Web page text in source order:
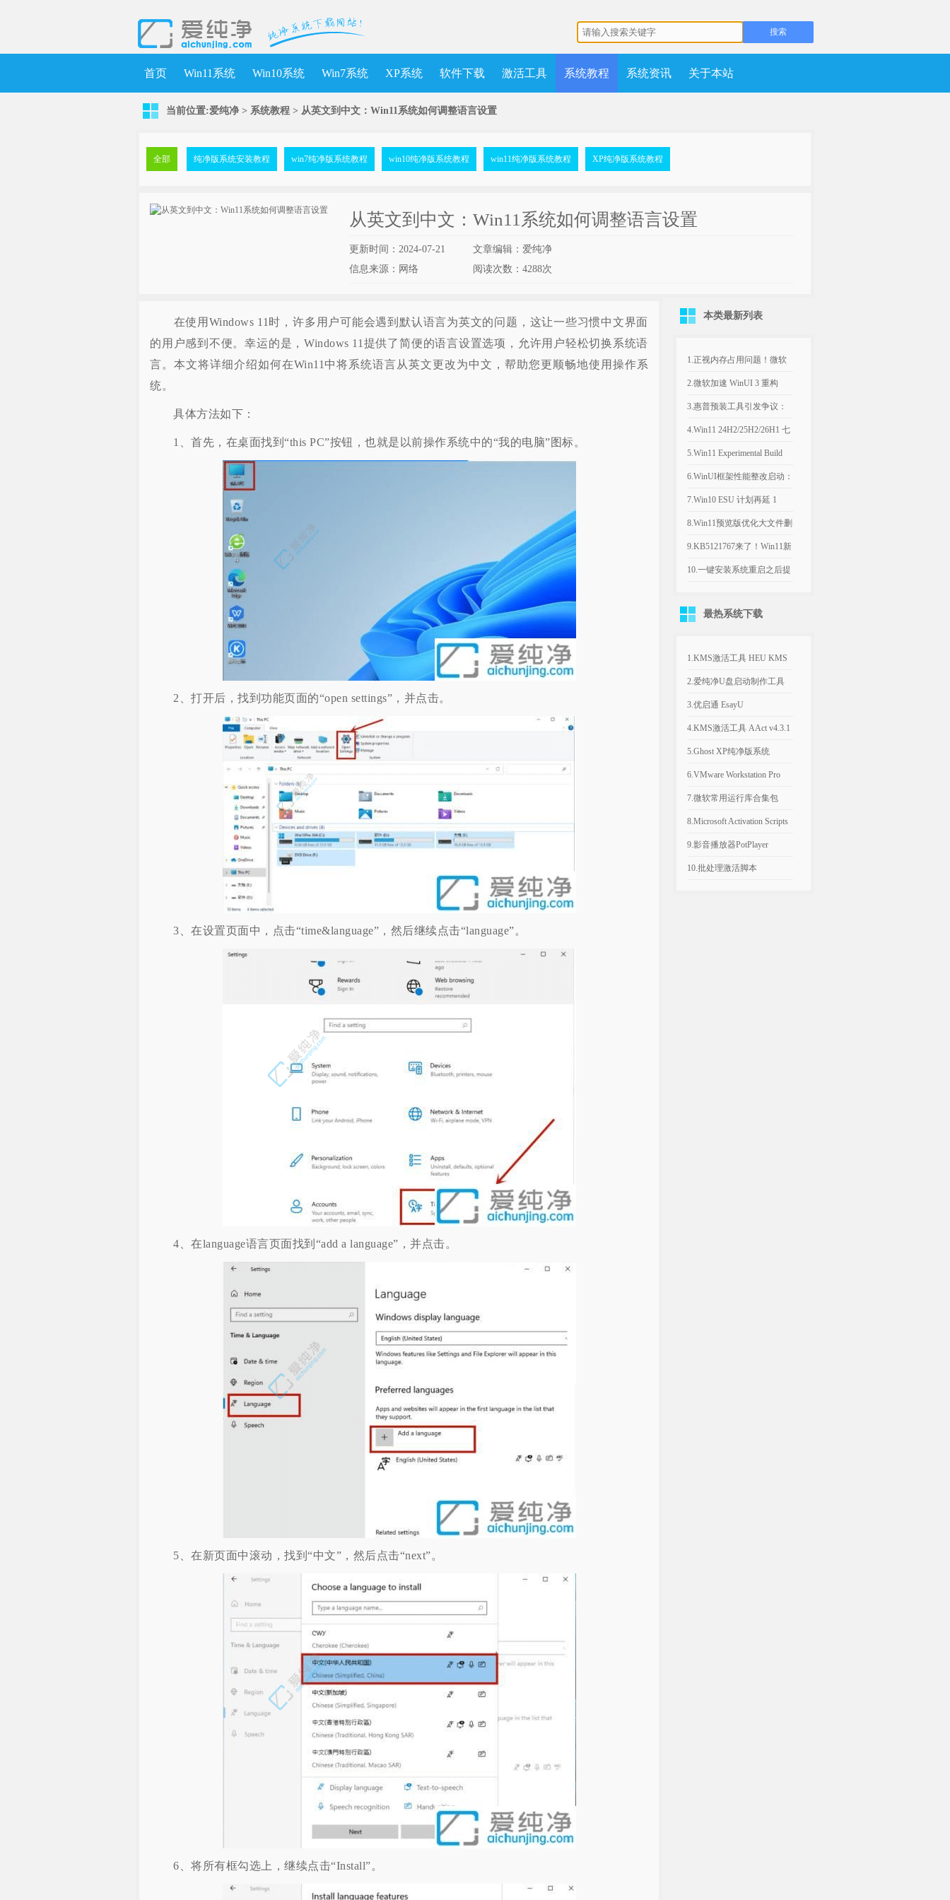
首页 Win11系统 Win10系统 Win7系统 XP系统 软件下载 激活工具 系统教程 系统资讯 关于本站
当前位置:爱纯净 > 系统教程 > 从英文到中文：Win11系统如何调整语言设置
全部 纯净版系统安装教程 win7纯净版系统教程 win10纯净版系统教程 win11纯净版系统教程 XP纯净版系统教程
从英文到中文：Win11系统如何调整语言设置
更新时间：2024-07-21
文章编辑：爱纯净
信息来源：网络
阅读次数： 4288次
在使用Windows 11时，许多用户可能会遇到默认语言为英文的问题，这让一些习惯中文界面
的用户感到不便。幸运的是，Windows 11提供了简便的语言设置选项，允许用户轻松切换系统语
言。本文将详细介绍如何在Win11中将系统语言从英文更改为中文，帮助您更顺畅地使用操作系
统。
具体方法如下：
1、首先，在桌面找到“this PC”按钮，也就是以前操作系统中的“我的电脑”图标。
2、打开后，找到功能页面的“open settings”，并点击。
3、在设置页面中，点击“time&language”，然后继续点击“language”。
4、在language语言页面找到“add a language”，并点击。
5、在新页面中滚动，找到“中文”，然后点击“next”。
6、将所有框勾选上，继续点击“Install”。
本类最新列表
1.正视内存占用问题！微软
计划年底优化Win11，改善
8GB设备运行体验
2.微软加速 WinUI 3 重构
Win11，深色属性界面仅是
开端
3.惠普预装工具引发争议：
Win11电脑反复推送弹窗，
引导设置Bing为默认搜索引
擎
4.Win11 24H2/25H2/26H1 七
月可选更新：文件管理器优
化文件大小单位
5.Win11 Experimental Build
29634.1000：新增语音访问
人声隔离
6.WinUI框架性能整改启动：
微软承认Win11内置应用内
存过高，底层优化前置
7.Win10 ESU 计划再延 1
年，支持期限至 2027年 10月
8.Win11预览版优化大文件删
除流程，告别“正在计算”弹
窗
9.KB5121767来了！Win11新
补丁修复部分戴尔电脑意外
10.一键安装系统重启之后提
最热系统下载
1.KMS激活工具 HEU KMS
Activator v64.0.0
2.爱纯净U盘启动制作工具
v2025.1003
3.优启通 EsayU
v3.7.2025.0326 无广告纯净版
4.KMS激活工具 AAct v4.3.1
汉化便携版
5.Ghost XP纯净版系统
2020.06 经典稳定版
6.VMware Workstation Pro
26H1 v26.0.1810 附永久激活
密钥
7.微软常用运行库合集包
v2026.06.07 可自选更新
8.Microsoft Activation Scripts
AIO v3.12 KMS激活脚本
9.影音播放器PotPlayer
v1.7.23021.0 去广告版
10.批处理激活脚本